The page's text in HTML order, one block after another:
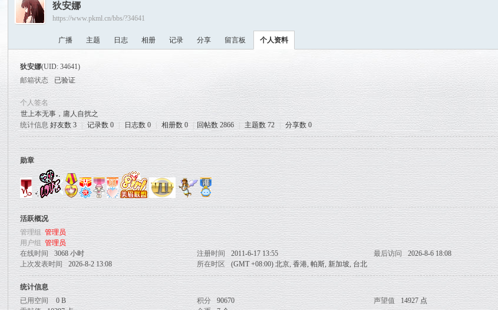
有
魔
狄安娜
https://www.pkml.cn/bbs/?34641
广播 主题 日志 相册 记录 分享 留言板 个人资料
狄安娜(UID: 34641)
邮箱状态
已验证
个人签名
世上本无事，庸人自扰之
统计信息 好友数 3 | 记录数 0 | 日志数 0 | 相册数 0 | 回帖数 2866 | 主题数 72 | 分享数 0
勋章
活跃概况
管理组管理员
用户组管理员
在线时间
3068 小时 注册时间 2011-6-17 13:55 最后访问 2026-8-6 18:08
上次发表时间
2026-8-2 13:08 所在时区 (GMT +08:00) 北京, 香港, 帕斯, 新加坡, 台北
统计信息
已用空间
0 B 积分 90670 声望值 14927 点